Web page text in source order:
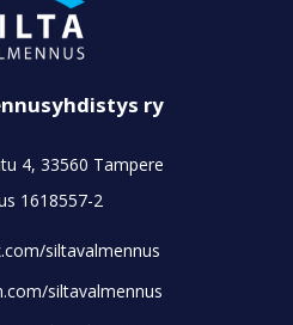
ry
4, 33560 Tampere
1618557-2
siltavalmennus
siltavalmennus